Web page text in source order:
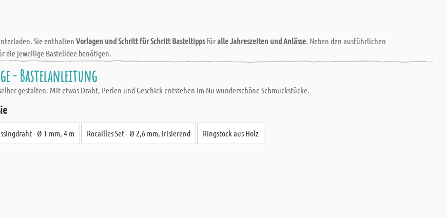
Sie enthalten Vorlagen und Schritt für Schritt Basteltippsfüralle Jahreszeiten und Anlässe. Neben den ausführlichen
die jeweilige Bastelidee benötigen.
- Bastelanleitung
gestalten. Mit etwas Draht, Perlen und Geschick entstehen im Nu wunderschöne Schmuckstücke.
- Ø 1 mm, 4 m Rocailles Set - Ø 2,6 mm, irisierend Ringstock aus Holz